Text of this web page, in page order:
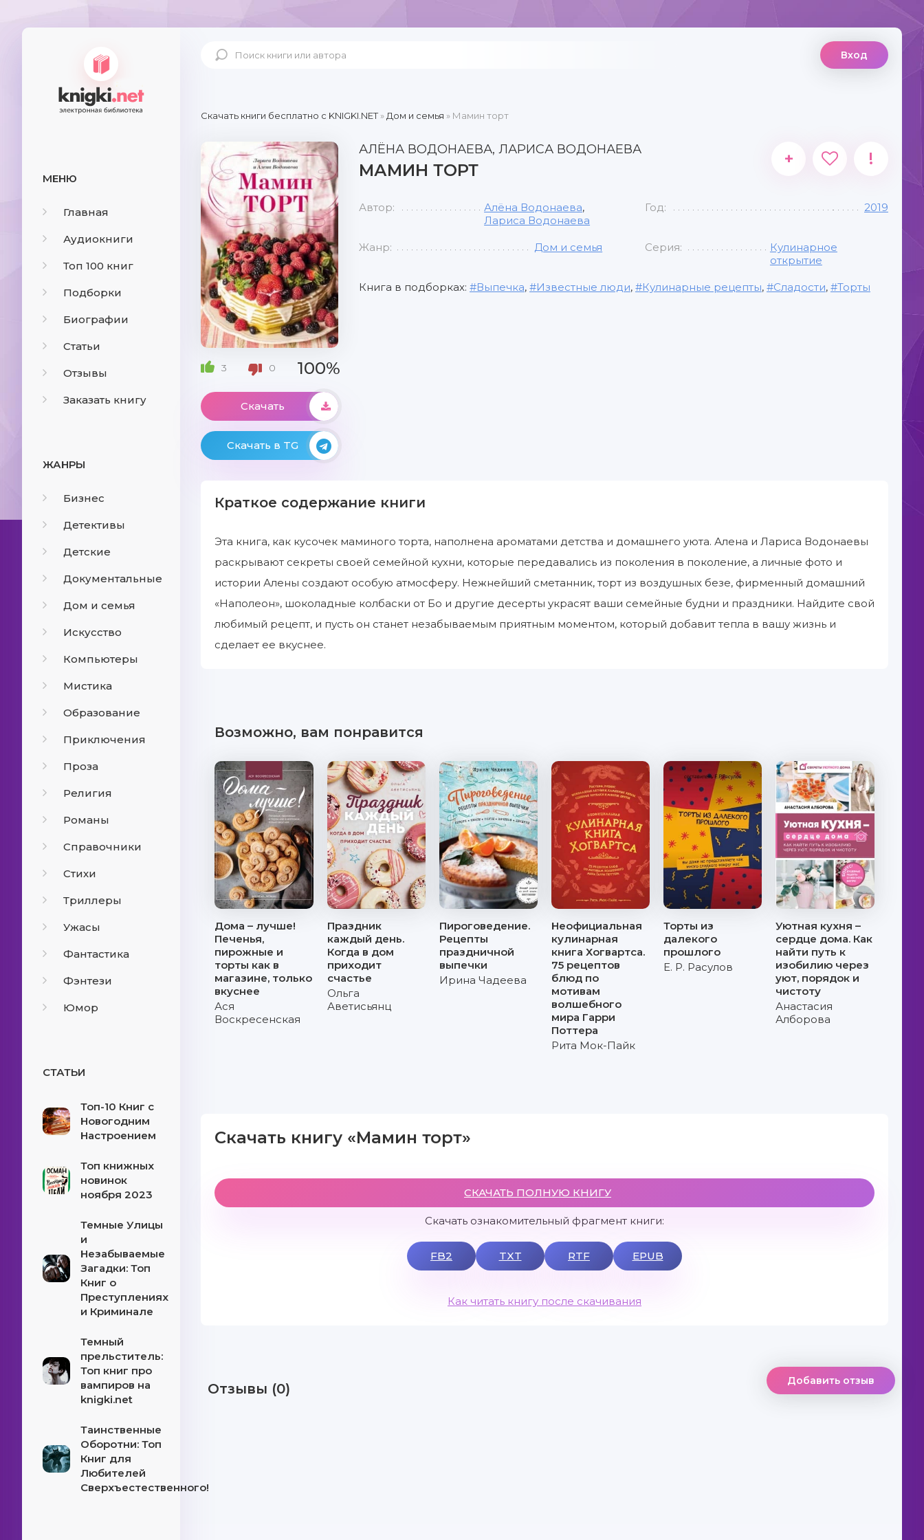
МЕНЮ
Главная
Аудиокниги
Топ 100 книг
Подборки
Биографии
Статьи
Отзывы
Заказать книгу
ЖАНРЫ
Бизнес
Детективы
Детские
Документальные
Дом и семья
Искусство
Компьютеры
Мистика
Образование
Приключения
Проза
Религия
Романы
Справочники
Стихи
Триллеры
Ужасы
Фантастика
Фэнтези
Юмор
СТАТЬИ
Топ-10 Книг с
Новогодним
Настроением
Топ книжных
новинок
ноября 2023
Темные Улицы
и
Незабываемые
Загадки: Топ
Книг о
Преступлениях
и Криминале
Темный
прельститель:
Топ книг про
вампиров на
knigki.net
Таинственные
Оборотни: Топ
Книг для
Любителей
Сверхъестественного!
Вход
Скачать книги бесплатно c KNIGKI.NET» Дом и семья » Мамин торт
3 0 100%
Скачать
Скачать в TG
АЛЁНА ВОДОНАЕВА, ЛАРИСА ВОДОНАЕВА
МАМИН ТОРТ
+ !
Автор: Алёна Водонаева,
Лариса Водонаева
Год: 2019
Жанр: Дом и семья Серия:
Кулинарное
открытие
Книга в подборках: Выпечка, Известные люди, Кулинарные рецепты, Сладости, Торты
Краткое содержание книги
Эта книга, как кусочек маминого торта, наполнена ароматами детства и домашнего уюта. Алена и Лариса Водонаевы
раскрывают секреты своей семейной кухни, которые передавались из поколения в поколение, а личные фото и
истории Алены создают особую атмосферу. Нежнейший сметанник, торт из воздушных безе, фирменный домашний
«Наполеон», шоколадные колбаски от Бо и другие десерты украсят ваши семейные будни и праздники. Найдите свой
любимый рецепт, и пусть он станет незабываемым приятным моментом, который добавит тепла в вашу жизнь и
сделает ее вкуснее.
Возможно, вам понравится
Дома – лучше!
Печенья,
пирожные и
торты как в
магазине, только
вкуснее
Ася
Воскресенская
Праздник
каждый день.
Когда в дом
приходит
счастье
Ольга
Аветисьянц
Пироговедение.
Рецепты
праздничной
выпечки
Ирина Чадеева
Неофициальная
кулинарная
книга Хогвартса.
75 рецептов
блюд по
мотивам
волшебного
мира Гарри
Поттера
Рита Мок-Пайк
Торты из
далекого
прошлого
Е. Р. Расулов
Уютная кухня –
сердце дома. Как
найти путь к
изобилию через
уют, порядок и
чистоту
Анастасия
Алборова
Скачать книгу «Мамин торт»
СКАЧАТЬ ПОЛНУЮ КНИГУ
Скачать ознакомительный фрагмент книги:
FB2 TXT RTF EPUB
Как читать книгу после скачивания
Отзывы (0) Добавить отзыв